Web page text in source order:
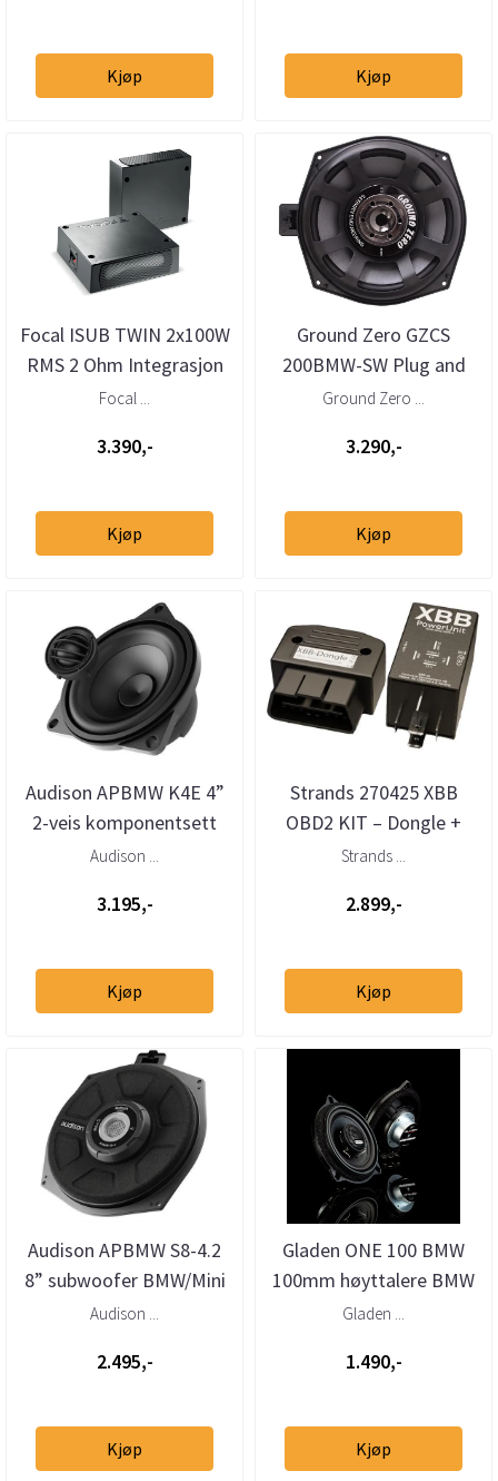
Kjøp Kjøp
Focal ISUB TWIN 2x100W
RMS 2 Ohm Integrasjon
Basskasser (2 stk)
Focal ...
3.390,-
Kjøp
Ground Zero GZCS
200BMW-SW Plug and
Play 8” basskit til BMW
Ground Zero ...
3.290,-
Kjøp
Audison APBMW K4E 4”
2-veis komponentsett
for BMW/Mini stor kurv
Audison ...
3.195,-
Kjøp
Strands 270425 XBB
OBD2 KIT – Dongle +
Powerunit 2
Strands ...
2.899,-
Kjøp
Audison APBMW S8-4.2
8” subwoofer BMW/Mini
4 Ohm (stk)
Audison ...
2.495,-
Kjøp
Gladen ONE 100 BMW
100mm høyttalere BMW
Gladen ...
1.490,-
Kjøp